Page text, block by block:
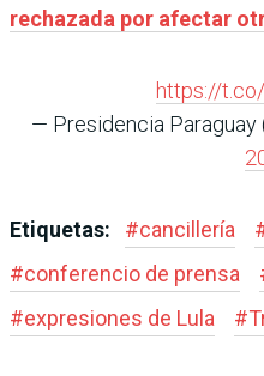
rechazada por afectar
https://
— Presidencia Paraguay
Etiquetas: #cancillería
#conferencio de prensa
#expresiones de Lula #